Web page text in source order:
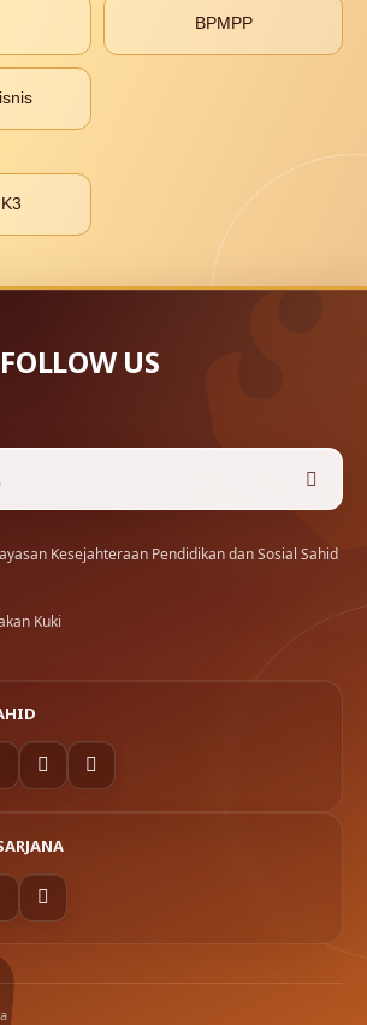
BPMPP
US
Kesejahteraan Pendidikan dan Sosial Sahid
Kuki